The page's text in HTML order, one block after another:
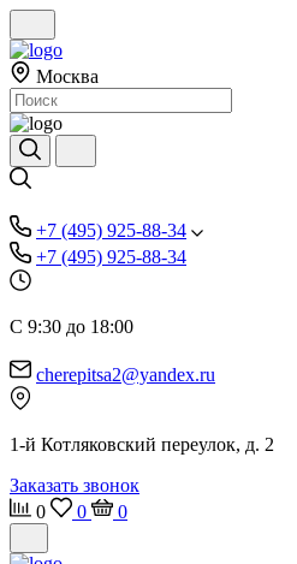
Москва
+7 (495) 925-88-34
+7 (495) 925-88-34
С 9:30 до 18:00
cherepitsa2@yandex.ru
1-й Котляковский переулок, д. 2
Заказать звонок
0
0 0